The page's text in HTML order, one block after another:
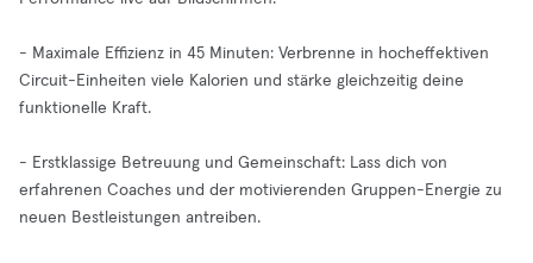
- Maximale Effizienz in 45 Minuten: Verbrenne in hocheffektiven
Circuit-Einheiten viele Kalorien und stärke gleichzeitig deine
funktionelle Kraft.
- Erstklassige Betreuung und Gemeinschaft: Lass dich von
erfahrenen Coaches und der motivierenden Gruppen-Energie zu
neuen Bestleistungen antreiben.